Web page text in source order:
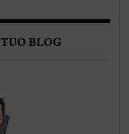
BLOG